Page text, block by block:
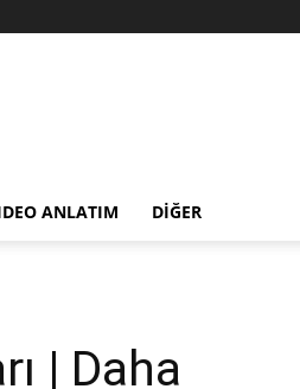
ANLATIM DİĞER
| Daha